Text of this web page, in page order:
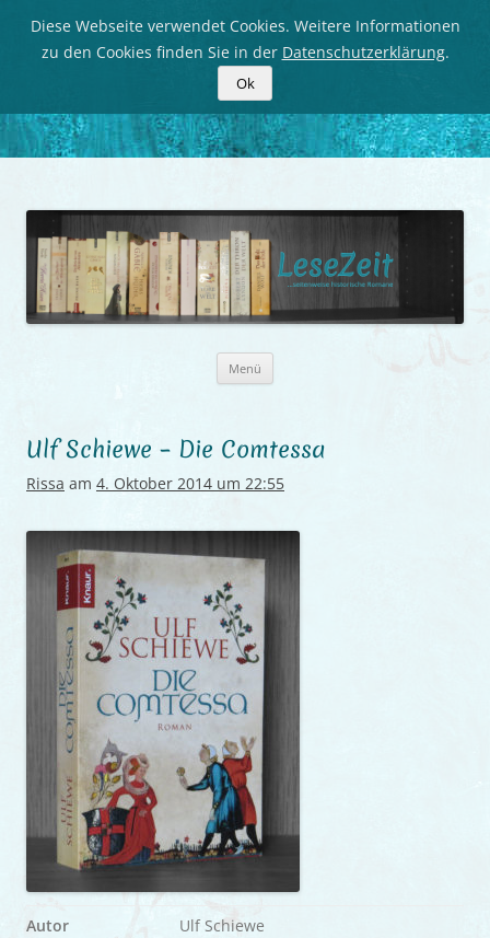
LeseZeit
Menü
Ulf Schiewe – Die Comtessa
Rissa am 4. Oktober 2014 um 22:55
Autor
Ulf Schiewe
Diese Webseite verwendet Cookies. Weitere Informationen
zu den Cookies finden Sie in der Datenschutzerklärung.
Ok